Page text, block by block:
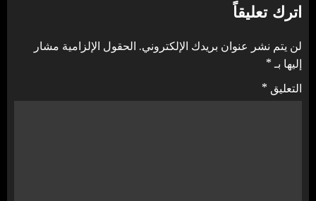
اترك تعليقاً
لن يتم نشر عنوان بريدك الإلكتروني. الحقول الإلزامية مشار
إليها بـ*
التعليق *